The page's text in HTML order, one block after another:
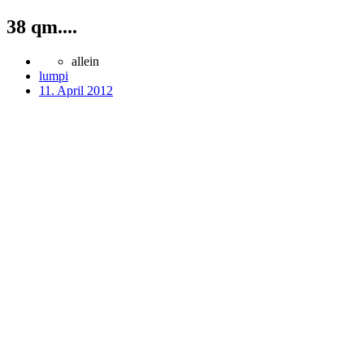
38 qm....
allein
lumpi
11. April 2012